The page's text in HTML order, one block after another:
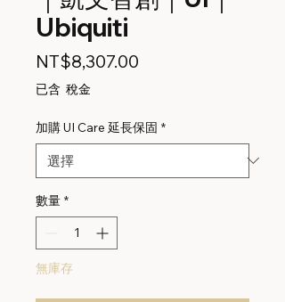
Ubiquiti
NT$8,307.00
已含 稅金
加購 UI Care 延長保固 *
數量 *
無庫存